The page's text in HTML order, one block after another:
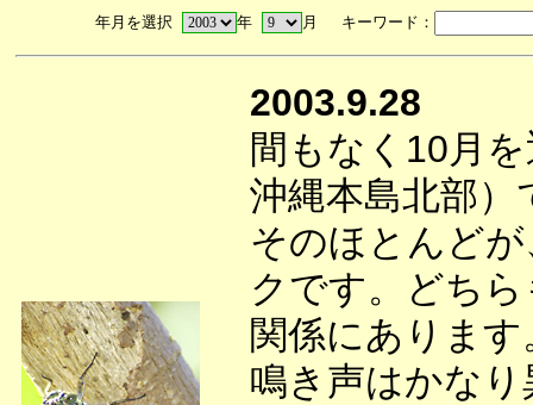
年月を選択 年 月 キーワード：
2003.9.28
間もなく10月
沖縄本島北部
そのほとんど
クです。どち
関係にありま
鳴き声はかな